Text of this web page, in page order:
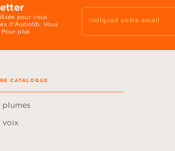
pour vous
d'Audiolib. Vous
plus
Indiquez votre email
CATALOGUE
plumes
voix